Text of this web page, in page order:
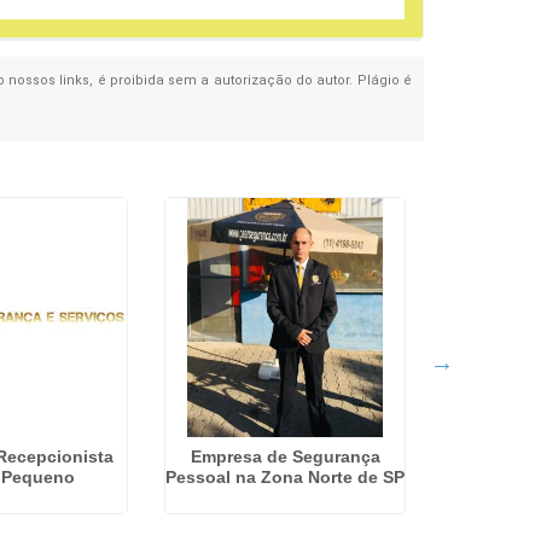
links, é proibida sem a autorização do autor. Plágio é
Empresa de Segurança
Pessoal na Zona Norte de SP